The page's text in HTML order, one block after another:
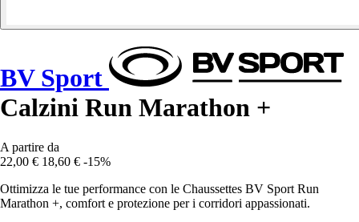
BV Sport
Calzini Run Marathon +
A partire da
22,00 € 18,60 € -15%
Ottimizza le tue performance con le Chaussettes BV Sport Run
Marathon +, comfort e protezione per i corridori appassionati.